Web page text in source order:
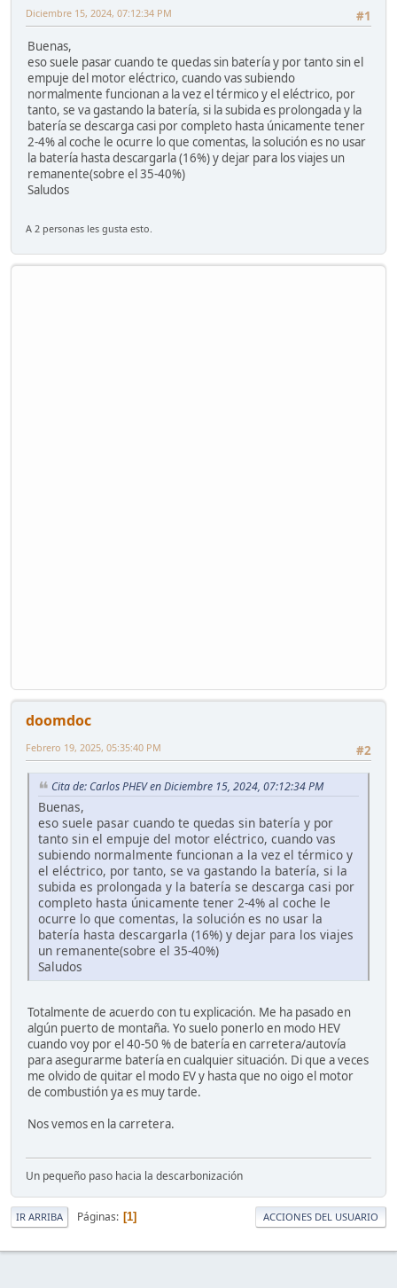
#1
Diciembre 15, 2024, 07:12:34 PM
Buenas,
eso suele pasar cuando te quedas sin batería y por tanto sin el
empuje del motor eléctrico, cuando vas subiendo
normalmente funcionan a la vez el térmico y el eléctrico, por
tanto, se va gastando la batería, si la subida es prolongada y la
batería se descarga casi por completo hasta únicamente tener
2-4% al coche le ocurre lo que comentas, la solución es no usar
la batería hasta descargarla (16%) y dejar para los viajes un
remanente(sobre el 35-40%)
Saludos
A 2 personas les gusta esto.
doomdoc
#2
Febrero 19, 2025, 05:35:40 PM
Cita de: Carlos PHEV en Diciembre 15, 2024, 07:12:34 PM
Buenas,
eso suele pasar cuando te quedas sin batería y por
tanto sin el empuje del motor eléctrico, cuando vas
subiendo normalmente funcionan a la vez el térmico y
el eléctrico, por tanto, se va gastando la batería, si la
subida es prolongada y la batería se descarga casi por
completo hasta únicamente tener 2-4% al coche le
ocurre lo que comentas, la solución es no usar la
batería hasta descargarla (16%) y dejar para los viajes
un remanente(sobre el 35-40%)
Saludos
Totalmente de acuerdo con tu explicación. Me ha pasado en
algún puerto de montaña. Yo suelo ponerlo en modo HEV
cuando voy por el 40-50 % de batería en carretera/autovía
para asegurarme batería en cualquier situación. Di que a veces
me olvido de quitar el modo EV y hasta que no oigo el motor
de combustión ya es muy tarde.
Nos vemos en la carretera.
Un pequeño paso hacia la descarbonización
IR ARRIBA Páginas 1 ACCIONES DEL USUARIO